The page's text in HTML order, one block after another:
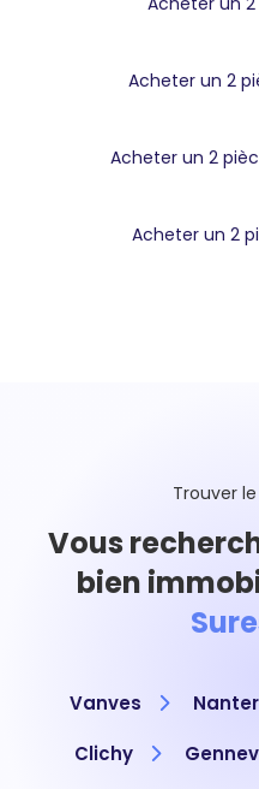
Acheter un 2
Acheter un 2
Acheter un 2
Trouver
Vous
bien
Vanves
Clichy